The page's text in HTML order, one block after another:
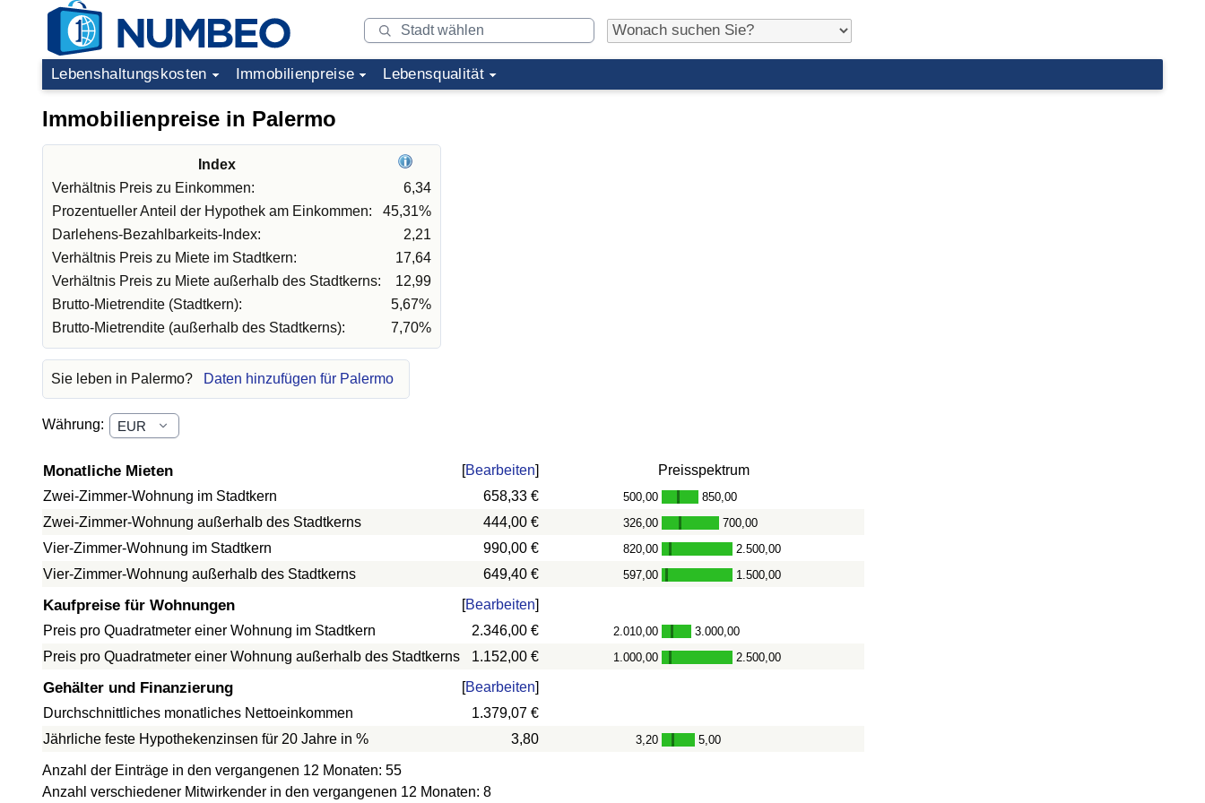
Lebenshaltungskosten Immobilienpreise Lebensqualität
Immobilienpreise in Palermo
Index
Verhältnis Preis zu Einkommen:
6,34
Prozentueller Anteil der Hypothek am Einkommen:
45,31%
Darlehens-Bezahlbarkeits-Index:
2,21
Verhältnis Preis zu Miete im Stadtkern:
17,64
Verhältnis Preis zu Miete außerhalb des Stadtkerns:
12,99
Brutto-Mietrendite (Stadtkern):
5,67%
Brutto-Mietrendite (außerhalb des Stadtkerns):
7,70%
Sie leben in Palermo? Daten hinzufügen für Palermo
Währung:
Monatliche Mieten [Bearbeiten]
Preisspektrum
Zwei-Zimmer-Wohnung im Stadtkern
658,33 € 500,00 - 850,00
Zwei-Zimmer-Wohnung außerhalb des Stadtkerns 444,00 € 326,00 - 700,00
Vier-Zimmer-Wohnung im Stadtkern 990,00 € 820,00 - 2.500,00
Vier-Zimmer-Wohnung außerhalb des Stadtkerns 649,40 € 597,00 - 1.500,00
Kaufpreise für Wohnungen [Bearbeiten]
Preis pro Quadratmeter einer Wohnung im Stadtkern
2.346,00 € 2.010,00 - 3.000,00
Preis pro Quadratmeter einer Wohnung außerhalb des Stadtkerns 1.152,00 € 1.000,00 - 2.500,00
Gehälter und Finanzierung [Bearbeiten]
Durchschnittliches monatliches Nettoeinkommen
1.379,07 €
Jährliche feste Hypothekenzinsen für 20 Jahre in %
3,80 3,20 - 5,00
Anzahl der Einträge in den vergangenen 12 Monaten: 55
Anzahl verschiedener Mitwirkender in den vergangenen 12 Monaten: 8